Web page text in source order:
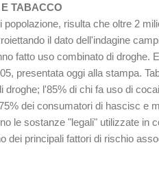
TABACCO
risulta che oltre 2
il dato dell'indagine
fatto uso combinato di droghe.
presentata oggi alla stampa.
l'85% di chi fa uso di
dei consumatori di hascisc e
le sostanze "legali" utilizzate in
dei principali fattori di rischio